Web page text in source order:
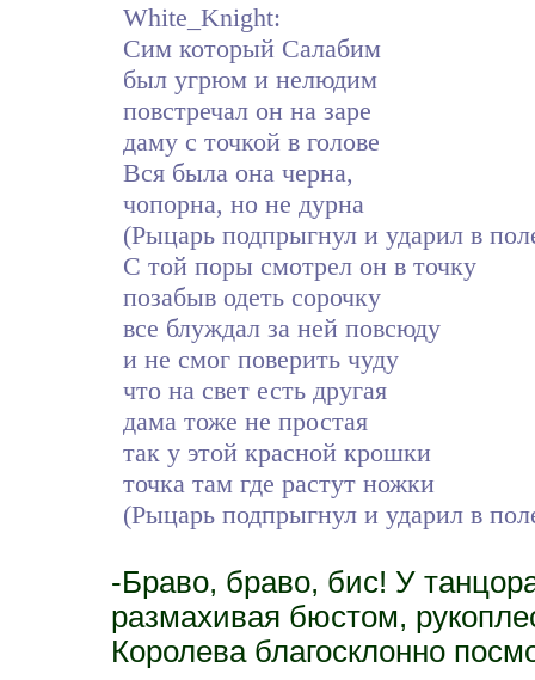
White_Knight:
Сим который Салабим
был угрюм и нелюдим
повстречал он на заре
даму с точкой в голове
Вся была она черна,
чопорна, но не дурна
(Рыцарь подпрыгнул и ударил в
С той поры смотрел он в точку
позабыв одеть сорочку
все блуждал за ней повсюду
и не смог поверить чуду
что на свет есть другая
дама тоже не простая
так у этой красной крошки
точка там где растут ножки
(Рыцарь подпрыгнул и ударил в
-Браво, браво, бис! У
размахивая бюстом,
Королева благосклонно